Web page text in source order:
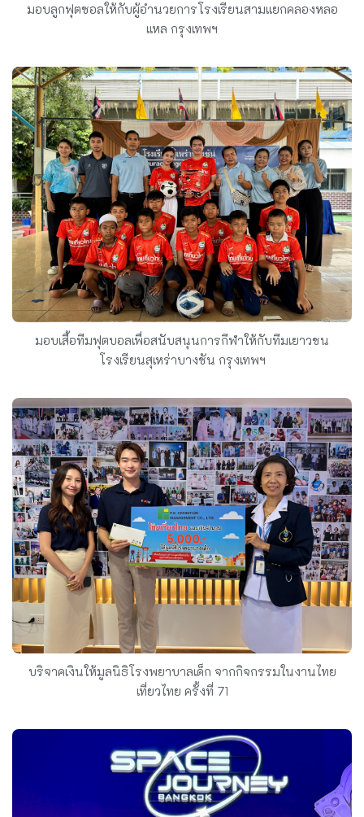
มอบลูกฟุตซอลให้กับผู้อำนวยการโรงเรียนสามแยกคลองหลอ
แหล กรุงเทพฯ
มอบเสื้อทีมฟุตบอลเพื่อสนับสนุนการกีฬาให้กับทีมเยาวชน
โรงเรียนสุเหร่าบางชัน กรุงเทพฯ
บริจาคเงินให้มูลนิธิโรงพยาบาลเด็ก จากกิจกรรมในงานไทย
เที่ยวไทย ครั้งที่ 71